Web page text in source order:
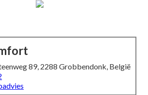
89, 2288 Grobbendonk, België